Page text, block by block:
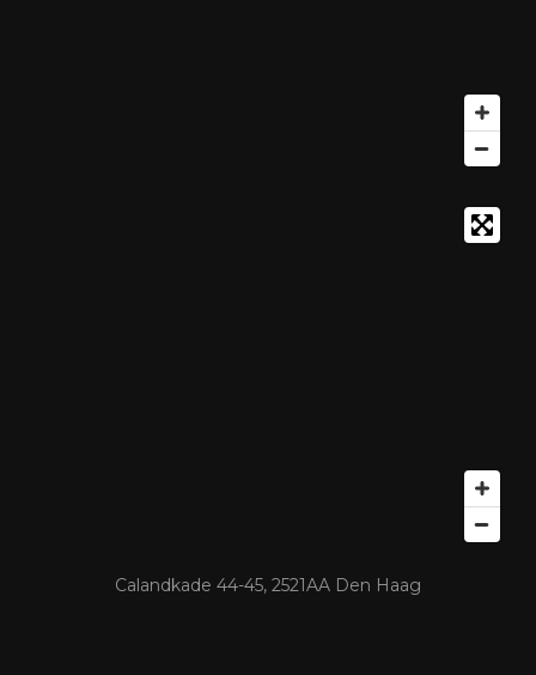
Calandkade 44-45, 2521AA Den Haag